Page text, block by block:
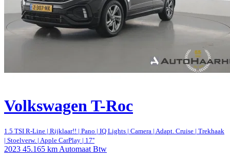
Volkswagen T-Roc
1.5 TSI R-Line | Rijklaar!! | Pano | IQ Lights | Camera | Adapt. Cruise | Trekhaak
| Stoelverw. | Apple CarPlay | 17''
2023 45.165 km Automaat Btw